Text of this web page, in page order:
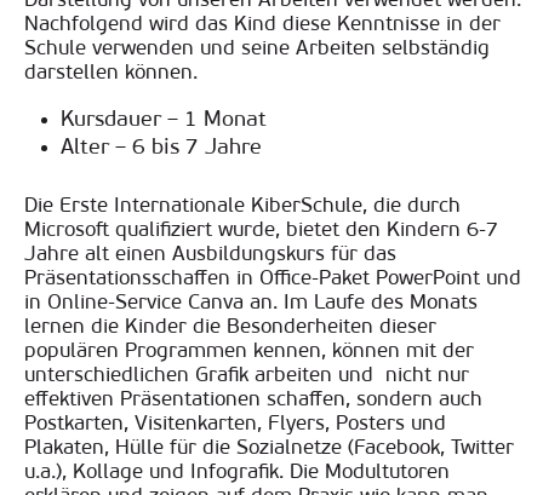
Nachfolgend wird das Kind diese Kenntnisse in der
Schule verwenden und seine Arbeiten selbständig
darstellen können.
Kursdauer – 1 Monat
Alter – 6 bis 7 Jahre
Die Erste Internationale KiberSchule, die durch
Microsoft qualifiziert wurde, bietet den Kindern 6-7
Jahre alt einen Ausbildungskurs für das
Präsentationsschaffen in Office-Paket PowerPoint und
in Online-Service Canva an. Im Laufe des Monats
lernen die Kinder die Besonderheiten dieser
populären Programmen kennen, können mit der
unterschiedlichen Grafik arbeiten und nicht nur
effektiven Präsentationen schaffen, sondern auch
Postkarten, Visitenkarten, Flyers, Posters und
Plakaten, Hülle für die Sozialnetze (Facebook, Twitter
u.a.), Kollage und Infografik. Die Modultutoren